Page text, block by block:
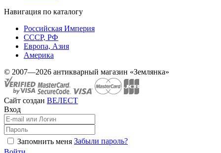
Навигация по каталогу
Российская Империя
СССР, РФ
Европа, Азия
Америка
© 2007—2026 антикварный магазин «Землянка»
Сайт создан ВЕЛЕСТ
Вход
Запомнить меня Забыли пароль?